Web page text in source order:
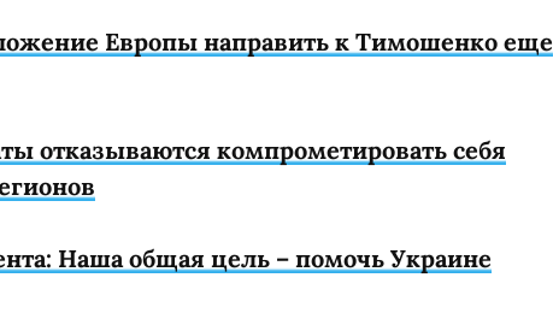
Европы направить к Тимошенко еще
отказываются компрометировать себя
Наша общая цель – помочь Украине